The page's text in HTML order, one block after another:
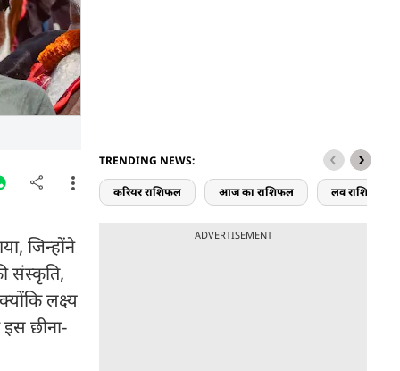
जिन्होंने
संस्कृति,
लक्ष्य
छीना-
TRENDING NEWS:
करियर राशिफल आज का राशिफल लव राशिफल
ADVERTISEMENT